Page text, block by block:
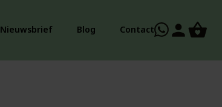
Nieuwsbrief Blog Contact person